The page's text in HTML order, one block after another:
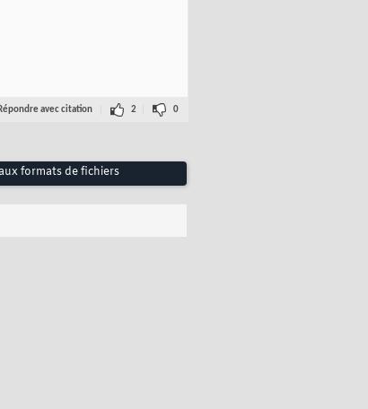
avec citation 2 0
formats de fichiers